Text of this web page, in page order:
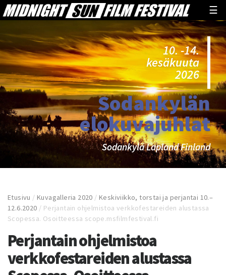
☰
10. -14.
kesäkuuta
2026
Sodankylän
elokuvajuhlat
Sodankylä Lapland Finland
Etusivu /Kuvagalleria 2020 /Keskiviikko, torstai ja perjantai 10.–
12.6.2020 / Perjantain ohjelmistoa verkkofestareiden alustassa
Scopessa. Osoitteessa scope.msfilmfestival.fi
Perjantain ohjelmistoa
verkkofestareiden alustassa